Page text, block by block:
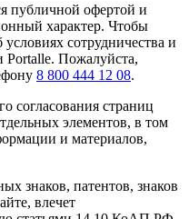
публичной офертой и
характер. Чтобы
сотрудничества и
Portalle. Пожалуйста,
8 800 444 12 08.
согласования страниц
элементов, в том
и материалов,
знаков, патентов, знаков
влечет